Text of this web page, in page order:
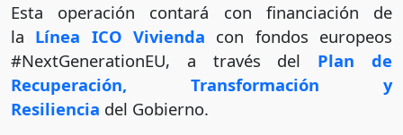
Esta operación contará con financiación de
la Línea ICO Vivienda con fondos europeos
#NextGenerationEU, a través del
Plan de
Recuperación, Transformación y
Resiliencia del Gobierno.